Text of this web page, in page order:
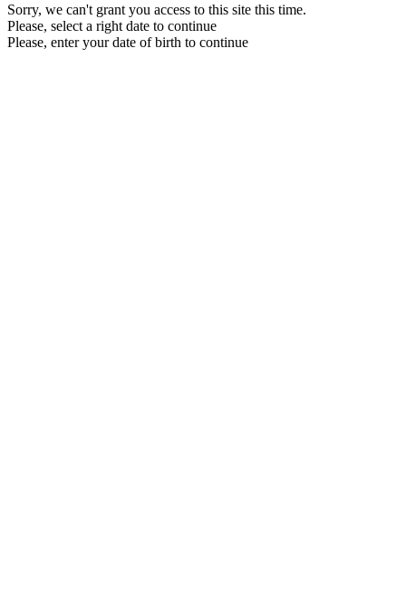
Sorry, we can't grant you access to this site this time.
Please, select a right date to continue
Please, enter your date of birth to continue